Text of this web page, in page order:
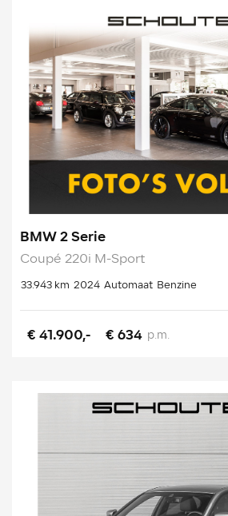
BMW 2 Serie
Coupé 220i M-Sport
33.943 km 2024 Automaat Benzine
€ 41.900,- € 634 p.m.